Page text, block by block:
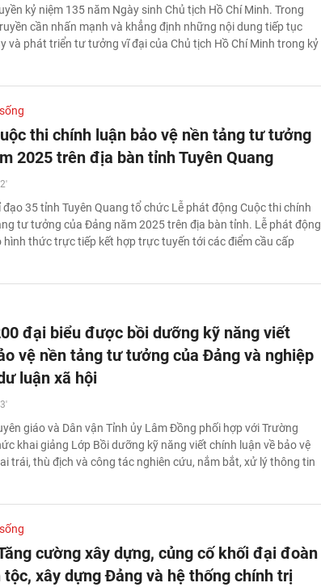
kỷ niệm 135 năm Ngày sinh Chủ tịch Hồ Chí Minh. Trong
cần nhấn mạnh và khẳng định những nội dung tiếp tục
và phát triển tư tưởng vĩ đại của Chủ tịch Hồ Chí Minh trong kỷ
thi chính luận bảo vệ nền tảng tư tưởng
2025 trên địa bàn tỉnh Tuyên Quang
đạo 35 tỉnh Tuyên Quang tổ chức Lễ phát động Cuộc thi chính
tư tưởng của Đảng năm 2025 trên địa bàn tỉnh. Lễ phát động
thức trực tiếp kết hợp trực tuyến tới các điểm cầu cấp
đại biểu được bồi dưỡng kỹ năng viết
vệ nền tảng tư tưởng của Đảng và nghiệp
luận xã hội
giáo và Dân vận Tỉnh ủy Lâm Đồng phối hợp với Trường
khai giảng Lớp Bồi dưỡng kỹ năng viết chính luận về bảo vệ
trái, thù địch và công tác nghiên cứu, nắm bắt, xử lý thông tin
cường xây dựng, củng cố khối đại đoàn
xây dựng Đảng và hệ thống chính trị